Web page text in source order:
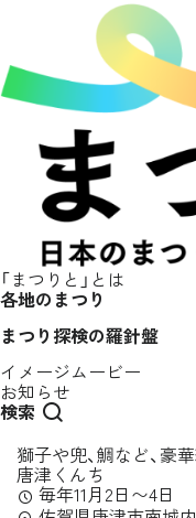
「まつりと」とは
各地のまつり
まつり探検の羅針盤
イメージムービー
お知らせ
検索
獅子や兜、鯛など、豪
唐津くんち
毎年11月2日〜4日